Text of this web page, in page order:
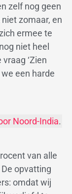
zelf nog geen
zomaar, en
ermee te
niet heel
‘Zien
een harde
Noord-India.
van alle
opvatting
omdat wij